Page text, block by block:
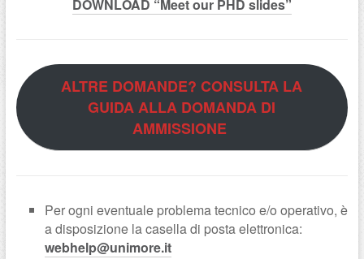
DOWNLOAD “Meet our PHD slides”
ALTRE DOMANDE? CONSULTA LA
GUIDA ALLA DOMANDA DI
AMMISSIONE
Per ogni eventuale problema tecnico e/o operativo, è
a disposizione la casella di posta elettronica:
webhelp@unimore.it